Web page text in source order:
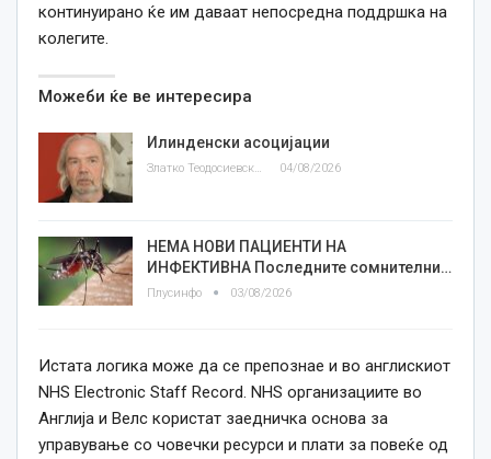
континуирано ќе им даваат непосредна поддршка на
колегите.
Можеби ќе ве интересира
Илинденски асоцијации
Златко Теодосиевски 04/08/2026
НЕМА НОВИ ПАЦИЕНТИ НА
ИНФЕКТИВНА Последните сомнителни…
Плусинфо 03/08/2026
Истата логика може да се препознае и во англискиот
NHS Electronic Staff Record. NHS организациите во
Англија и Велс користат заедничка основа за
управување со човечки ресурси и плати за повеќе од